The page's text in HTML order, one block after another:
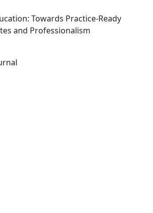
Towards Practice-Ready
and Professionalism